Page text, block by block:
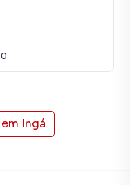
e gratuito! A Immobile
você consegue
Ingá